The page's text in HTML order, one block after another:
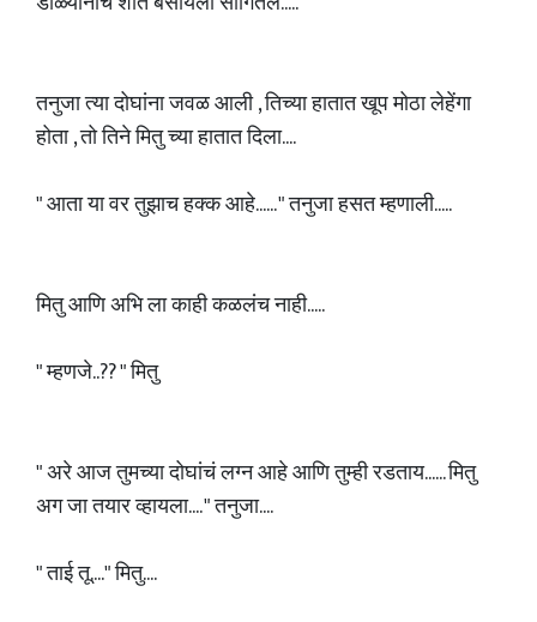
तनुजा त्या दोघांना जवळ आली , तिच्या हातात खूप मोठा लेहेंगा
होता , तो तिने मितु च्या हातात दिला....
" आता या वर तुझाच हक्क आहे...... " तनुजा हसत म्हणाली.....
मितु आणि अभि ला काही कळलंच नाही.....
" म्हणजे..?? " मितु
" अरे आज तुमच्या दोघांचं लग्न आहे आणि तुम्ही रडताय...... मितु
अग जा तयार व्हायला.... " तनुजा....
" ताई तू...." मितु....